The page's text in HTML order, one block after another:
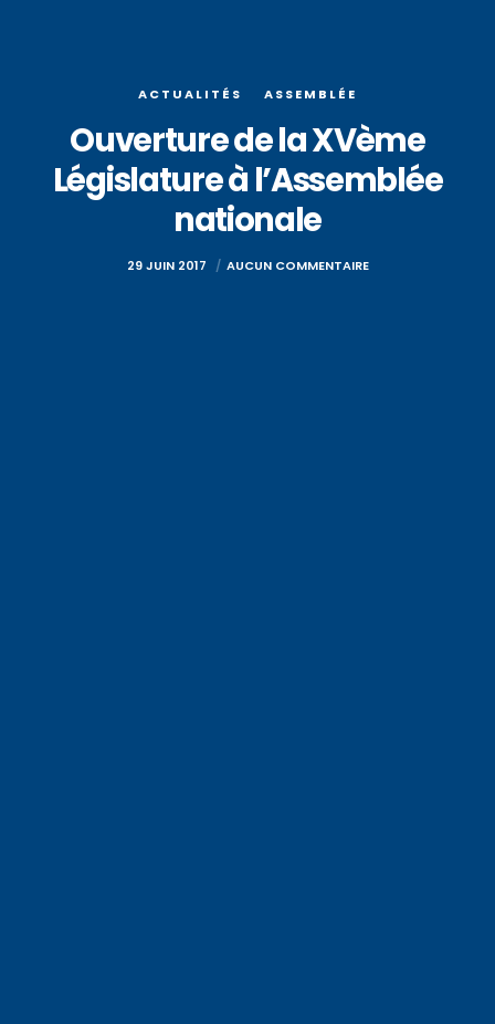
ACTUALITÉS ASSEMBLÉE
Ouverture de la XVème
Législature à l’Assemblée
nationale
29 JUIN 2017 AUCUN COMMENTAIRE